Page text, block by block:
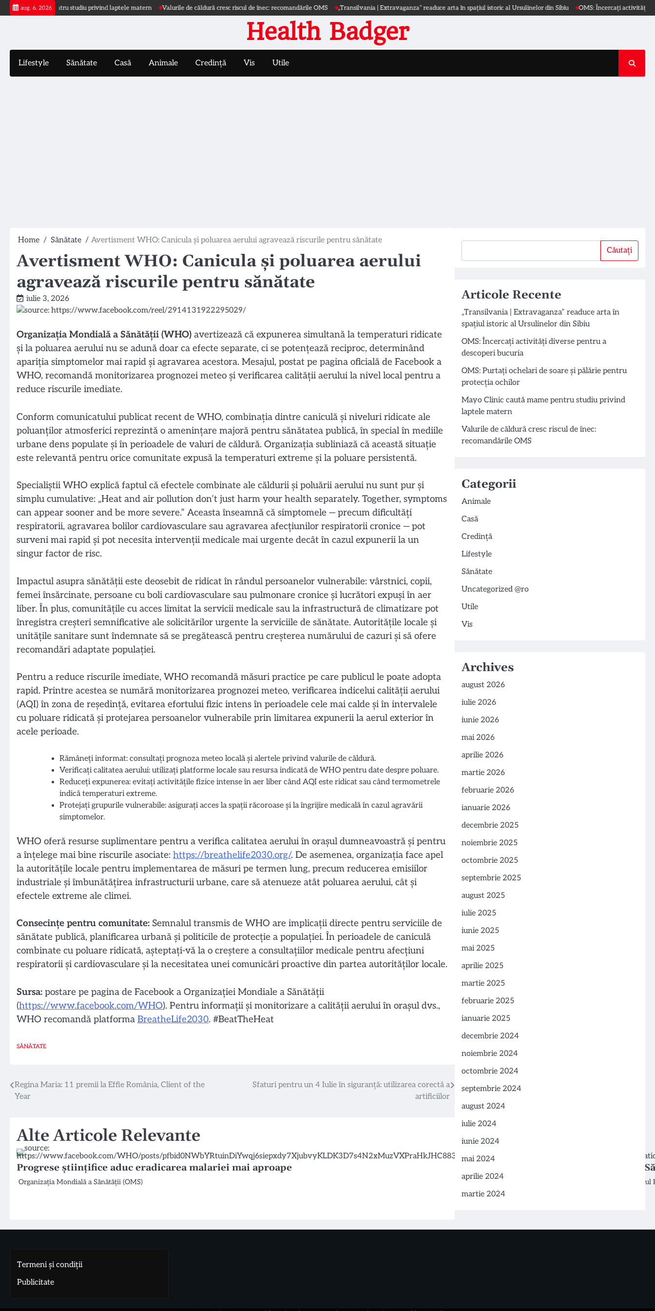
Skip
to
aug. 6, 2026
mame pentru studiu privind laptele matern Valurile de căldură cresc riscul de înec: recomandările OMS „Transilvania | Extravaganza” readuce arta în spațiul istoric al Ursulinelor din Sibiu OMS: Încercați activități diverse
Health Badger
Lifestyle Sănătate Casă Animale Credință Vis Utile
Home Sănătate Avertisment WHO: Canicula și poluarea aerului agravează riscurile pentru sănătate
Avertisment WHO: Canicula și poluarea aerului
agravează riscurile pentru sănătate
iulie 3, 2026
Organizația Mondială a Sănătății (WHO) avertizează că expunerea simultană la temperaturi ridicate
și la poluarea aerului nu se adună doar ca efecte separate, ci se potențează reciproc, determinând
apariția simptomelor mai rapid și agravarea acestora. Mesajul, postat pe pagina oficială de Facebook a
WHO, recomandă monitorizarea prognozei meteo și verificarea calității aerului la nivel local pentru a
reduce riscurile imediate.
Conform comunicatului publicat recent de WHO, combinația dintre caniculă și niveluri ridicate ale
poluanților atmosferici reprezintă o amenințare majoră pentru sănătatea publică, în special în mediile
urbane dens populate și în perioadele de valuri de căldură. Organizația subliniază că această situație
este relevantă pentru orice comunitate expusă la temperaturi extreme și la poluare persistentă.
Specialiștii WHO explică faptul că efectele combinate ale căldurii și poluării aerului nu sunt pur și
simplu cumulative: „Heat and air pollution don’t just harm your health separately. Together, symptoms
can appear sooner and be more severe.” Aceasta înseamnă că simptomele — precum dificultăți
respiratorii, agravarea bolilor cardiovasculare sau agravarea afecțiunilor respiratorii cronice — pot
surveni mai rapid și pot necesita intervenții medicale mai urgente decât în cazul expunerii la un
singur factor de risc.
Impactul asupra sănătății este deosebit de ridicat în rândul persoanelor vulnerabile: vârstnici, copii,
femei însărcinate, persoane cu boli cardiovasculare sau pulmonare cronice și lucrători expuși în aer
liber. În plus, comunitățile cu acces limitat la servicii medicale sau la infrastructură de climatizare pot
înregistra creșteri semnificative ale solicitărilor urgente la serviciile de sănătate. Autoritățile locale și
unitățile sanitare sunt îndemnate să se pregătească pentru creșterea numărului de cazuri și să ofere
recomandări adaptate populației.
Pentru a reduce riscurile imediate, WHO recomandă măsuri practice pe care publicul le poate adopta
rapid. Printre acestea se numără monitorizarea prognozei meteo, verificarea indicelui calității aerului
(AQI) în zona de reședință, evitarea efortului fizic intens în perioadele cele mai calde și în intervalele
cu poluare ridicată și protejarea persoanelor vulnerabile prin limitarea expunerii la aerul exterior în
acele perioade.
Rămâneți informat: consultați prognoza meteo locală și alertele privind valurile de căldură.
Verificați calitatea aerului: utilizați platforme locale sau resursa indicată de WHO pentru date despre poluare.
Reduceți expunerea: evitați activitățile fizice intense în aer liber când AQI este ridicat sau când termometrele
indică temperaturi extreme.
Protejați grupurile vulnerabile: asigurați acces la spații răcoroase și la îngrijire medicală în cazul agravării
simptomelor.
WHO oferă resurse suplimentare pentru a verifica calitatea aerului în orașul dumneavoastră și pentru
a înțelege mai bine riscurile asociate: https://breathelife2030.org/. De asemenea, organizația face apel
la autoritățile locale pentru implementarea de măsuri pe termen lung, precum reducerea emisiilor
industriale și îmbunătățirea infrastructurii urbane, care să atenueze atât poluarea aerului, cât și
efectele extreme ale climei.
Consecințe pentru comunitate: Semnalul transmis de WHO are implicații directe pentru serviciile de
sănătate publică, planificarea urbană și politicile de protecție a populației. În perioadele de caniculă
combinate cu poluare ridicată, așteptați-vă la o creștere a consultațiilor medicale pentru afecțiuni
respiratorii și cardiovasculare și la necesitatea unei comunicări proactive din partea autorităților locale.
Sursa: postare pe pagina de Facebook a Organizației Mondiale a Sănătății
(https://www.facebook.com/WHO). Pentru informații și monitorizare a calității aerului în orașul dvs.,
WHO recomandă platforma BreatheLife2030. #BeatTheHeat
SĂNĂTATE
Navigare
Regina Maria: 11 premii la Effie România, Client of the
Year
Sfaturi pentru un 4 Iulie în siguranță: utilizarea corectă a
artificiilor
Alte Articole Relevante
Progrese științifice aduc eradicarea malariei mai aproape
Organizația Mondială a Sănătății (OMS)
Conferința „Parteneriate pentru
Institutul Național de Sănătate Publică, prin
Căutați
Articole Recente
„Transilvania | Extravaganza” readuce arta în
spațiul istoric al Ursulinelor din Sibiu
OMS: Încercați activități diverse pentru a
descoperi bucuria
OMS: Purtați ochelari de soare și pălărie pentru
protecția ochilor
Mayo Clinic caută mame pentru studiu privind
laptele matern
Valurile de căldură cresc riscul de înec:
recomandările OMS
Categorii
Animale
Casă
Credință
Lifestyle
Sănătate
Uncategorized @ro
Utile
Vis
Archives
august 2026
iulie 2026
iunie 2026
mai 2026
aprilie 2026
martie 2026
februarie 2026
ianuarie 2026
decembrie 2025
noiembrie 2025
octombrie 2025
septembrie 2025
august 2025
iulie 2025
iunie 2025
mai 2025
aprilie 2025
martie 2025
februarie 2025
ianuarie 2025
decembrie 2024
noiembrie 2024
octombrie 2024
septembrie 2024
august 2024
iulie 2024
iunie 2024
mai 2024
aprilie 2024
martie 2024
Termeni și condiții
Publicitate